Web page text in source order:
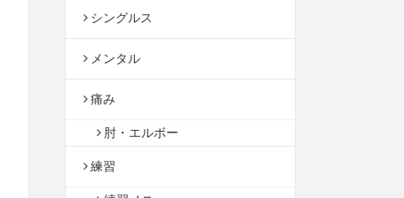
シングルス
メンタル
痛み
肘・エルボー
練習